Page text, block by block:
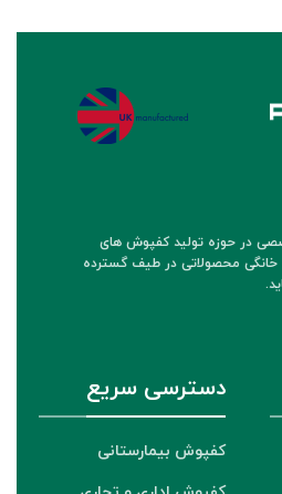
در حوزه تولید کفپوش های
و خانگی محصولاتی در طیف گسترده
دسترسی سریع
کفپوش بیمارستانی